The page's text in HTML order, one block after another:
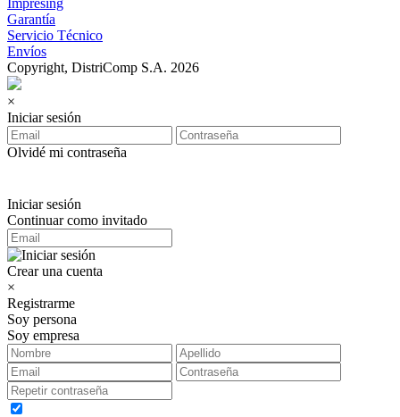
Impresing
Garantía
Servicio Técnico
Envíos
Copyright, DistriComp S.A. 2026
×
Iniciar sesión
Olvidé mi contraseña
Iniciar sesión
Continuar como invitado
Crear una cuenta
×
Registrarme
Soy persona
Soy empresa